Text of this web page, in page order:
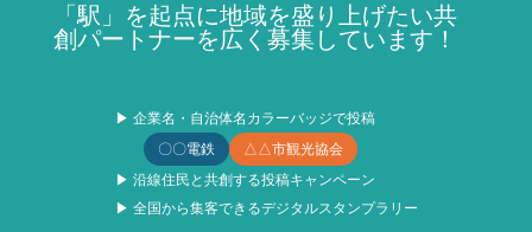
「駅」を起点に地域を盛り上げたい共
創パートナーを広く募集しています！
▶ 企業名・自治体名カラーバッジで投稿
〇〇電鉄
△△市観光協会
▶ 沿線住民と共創する投稿キャンペーン
▶ 全国から集客できるデジタルスタンプラリー